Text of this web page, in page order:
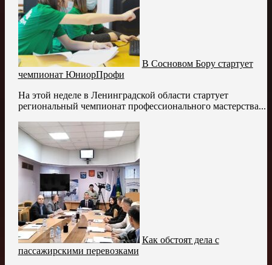
В Сосновом Бору стартует
чемпионат ЮниорПрофи
На этой неделе в Ленинградской области стартует
региональный чемпионат профессионального мастерства...
Как обстоят дела с
пассажирскими перевозками